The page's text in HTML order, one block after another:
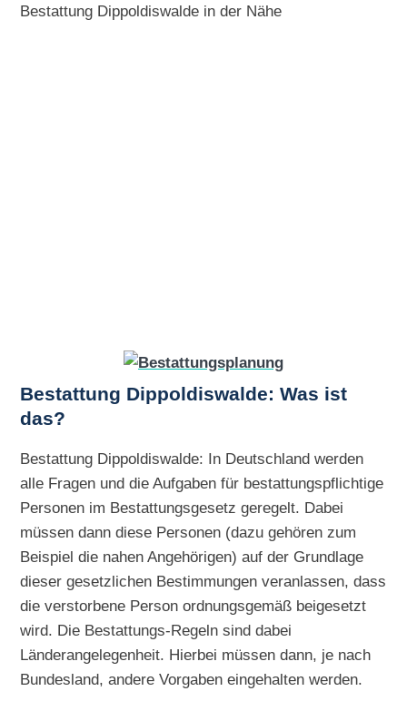
Bestattung Dippoldiswalde in der Nähe
Bestattung Dippoldiswalde: Was ist
das?
Bestattung Dippoldiswalde: In Deutschland werden
alle Fragen und die Aufgaben für bestattungspflichtige
Personen im Bestattungsgesetz geregelt. Dabei
müssen dann diese Personen (dazu gehören zum
Beispiel die nahen Angehörigen) auf der Grundlage
dieser gesetzlichen Bestimmungen veranlassen, dass
die verstorbene Person ordnungsgemäß beigesetzt
wird. Die Bestattungs-Regeln sind dabei
Länderangelegenheit. Hierbei müssen dann, je nach
Bundesland, andere Vorgaben eingehalten werden.